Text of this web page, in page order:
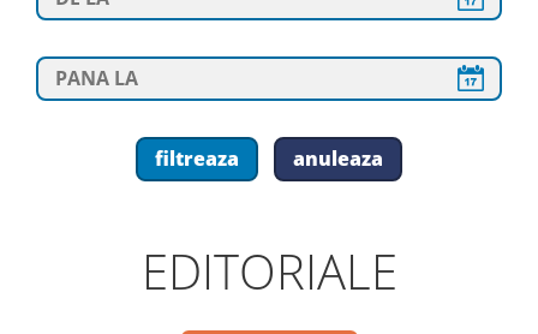
EDITORIALE